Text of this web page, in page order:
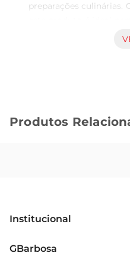
preparações culinárias.
como nhoques e
Sêmola se destaca pela
receitas ainda mais
Paraaproveitar ao
Produtos
Institucional
GBarbosa